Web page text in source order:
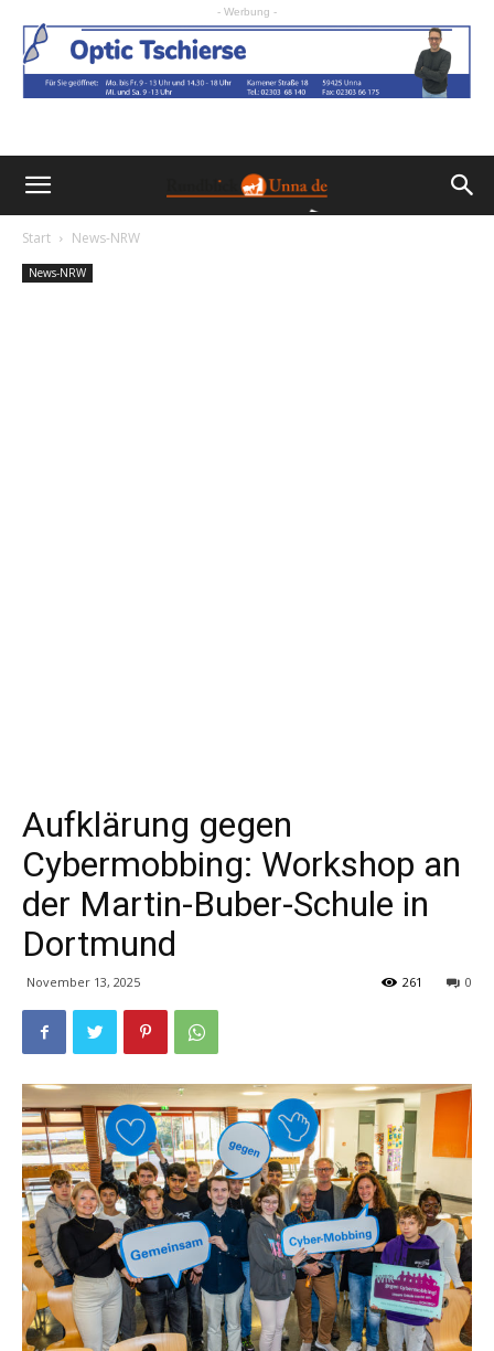
- Werbung -
Start News-NRW
News-NRW
Aufklärung gegen
Cybermobbing: Workshop an
der Martin-Buber-Schule in
Dortmund
November 13, 2025 0
261